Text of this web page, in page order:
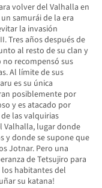
volver del Valhalla en
samurái de la era
la invasión
Tres años después de
al resto de su clan y
recompensó sus
Al límite de sus
es su única
posiblemente por
y es atacado por
las valquirias
Valhalla, lugar donde
y donde se supone que
Jotnar. Pero una
de Tetsujiro para
los habitantes del
su katana!